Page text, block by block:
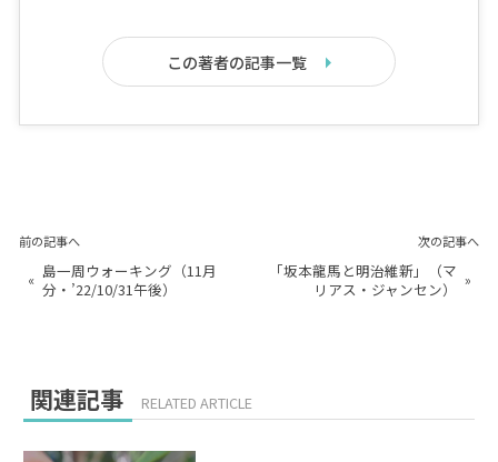
この著者の記事一覧
前の記事へ
« 島一周ウォーキング（11月
分・’22/10/31午後）
次の記事へ
「坂本龍馬と明治維新」（マ
リアス・ジャンセン）
»
関連記事 RELATED ARTICLE